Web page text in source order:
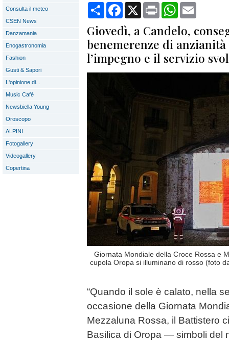
Consulta il meteo
CSEN News
Danzamania
Enogastronomia
Fashion
Gusti & Sapori
L'opinione di...
Music Cafè
Newsbiella Young
Oroscopo
ALPINI
Fotogallery
Videogallery
Copertina
CondividiFacebook
X Print WhatsApp
Giovedì, a Candelo,
benemerenze di
l’impegno e il servizio
Giornata Mondiale della Croce Rossa e
cupola Oropa si illuminano di rosso (foto
“Quando il sole è calato, nella
occasione della Giornata
Mezzaluna Rossa, il Battistero
Basilica di Oropa — simboli del